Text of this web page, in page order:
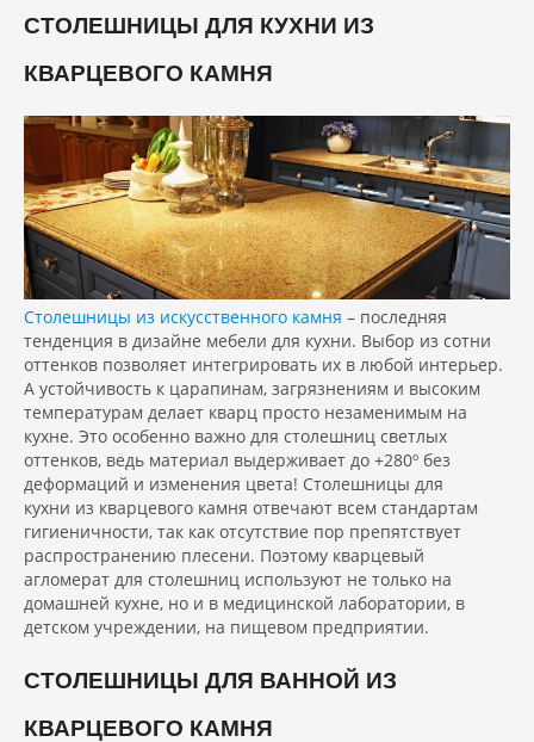
СТОЛЕШНИЦЫ ДЛЯ КУХНИ ИЗ
КВАРЦЕВОГО КАМНЯ
Столешницы из искусственного камня – последняя
тенденция в дизайне мебели для кухни. Выбор из сотни
оттенков позволяет интегрировать их в любой интерьер.
А устойчивость к царапинам, загрязнениям и высоким
температурам делает кварц просто незаменимым на
кухне. Это особенно важно для столешниц светлых
оттенков, ведь материал выдерживает до +280º без
деформаций и изменения цвета! Столешницы для
кухни из кварцевого камня отвечают всем стандартам
гигиеничности, так как отсутствие пор препятствует
распространению плесени. Поэтому кварцевый
агломерат для столешниц используют не только на
домашней кухне, но и в медицинской лаборатории, в
детском учреждении, на пищевом предприятии.
СТОЛЕШНИЦЫ ДЛЯ ВАННОЙ ИЗ
КВАРЦЕВОГО КАМНЯ